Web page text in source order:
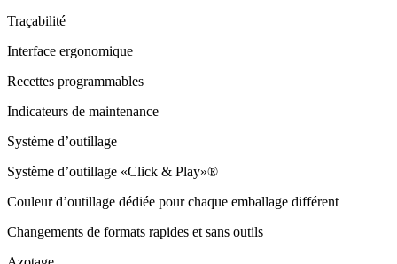
Traçabilité
Interface ergonomique
Recettes programmables
Indicateurs de maintenance
Système d’outillage
Système d’outillage «Click & Play»®
Couleur d’outillage dédiée pour chaque emballage différent
Changements de formats rapides et sans outils